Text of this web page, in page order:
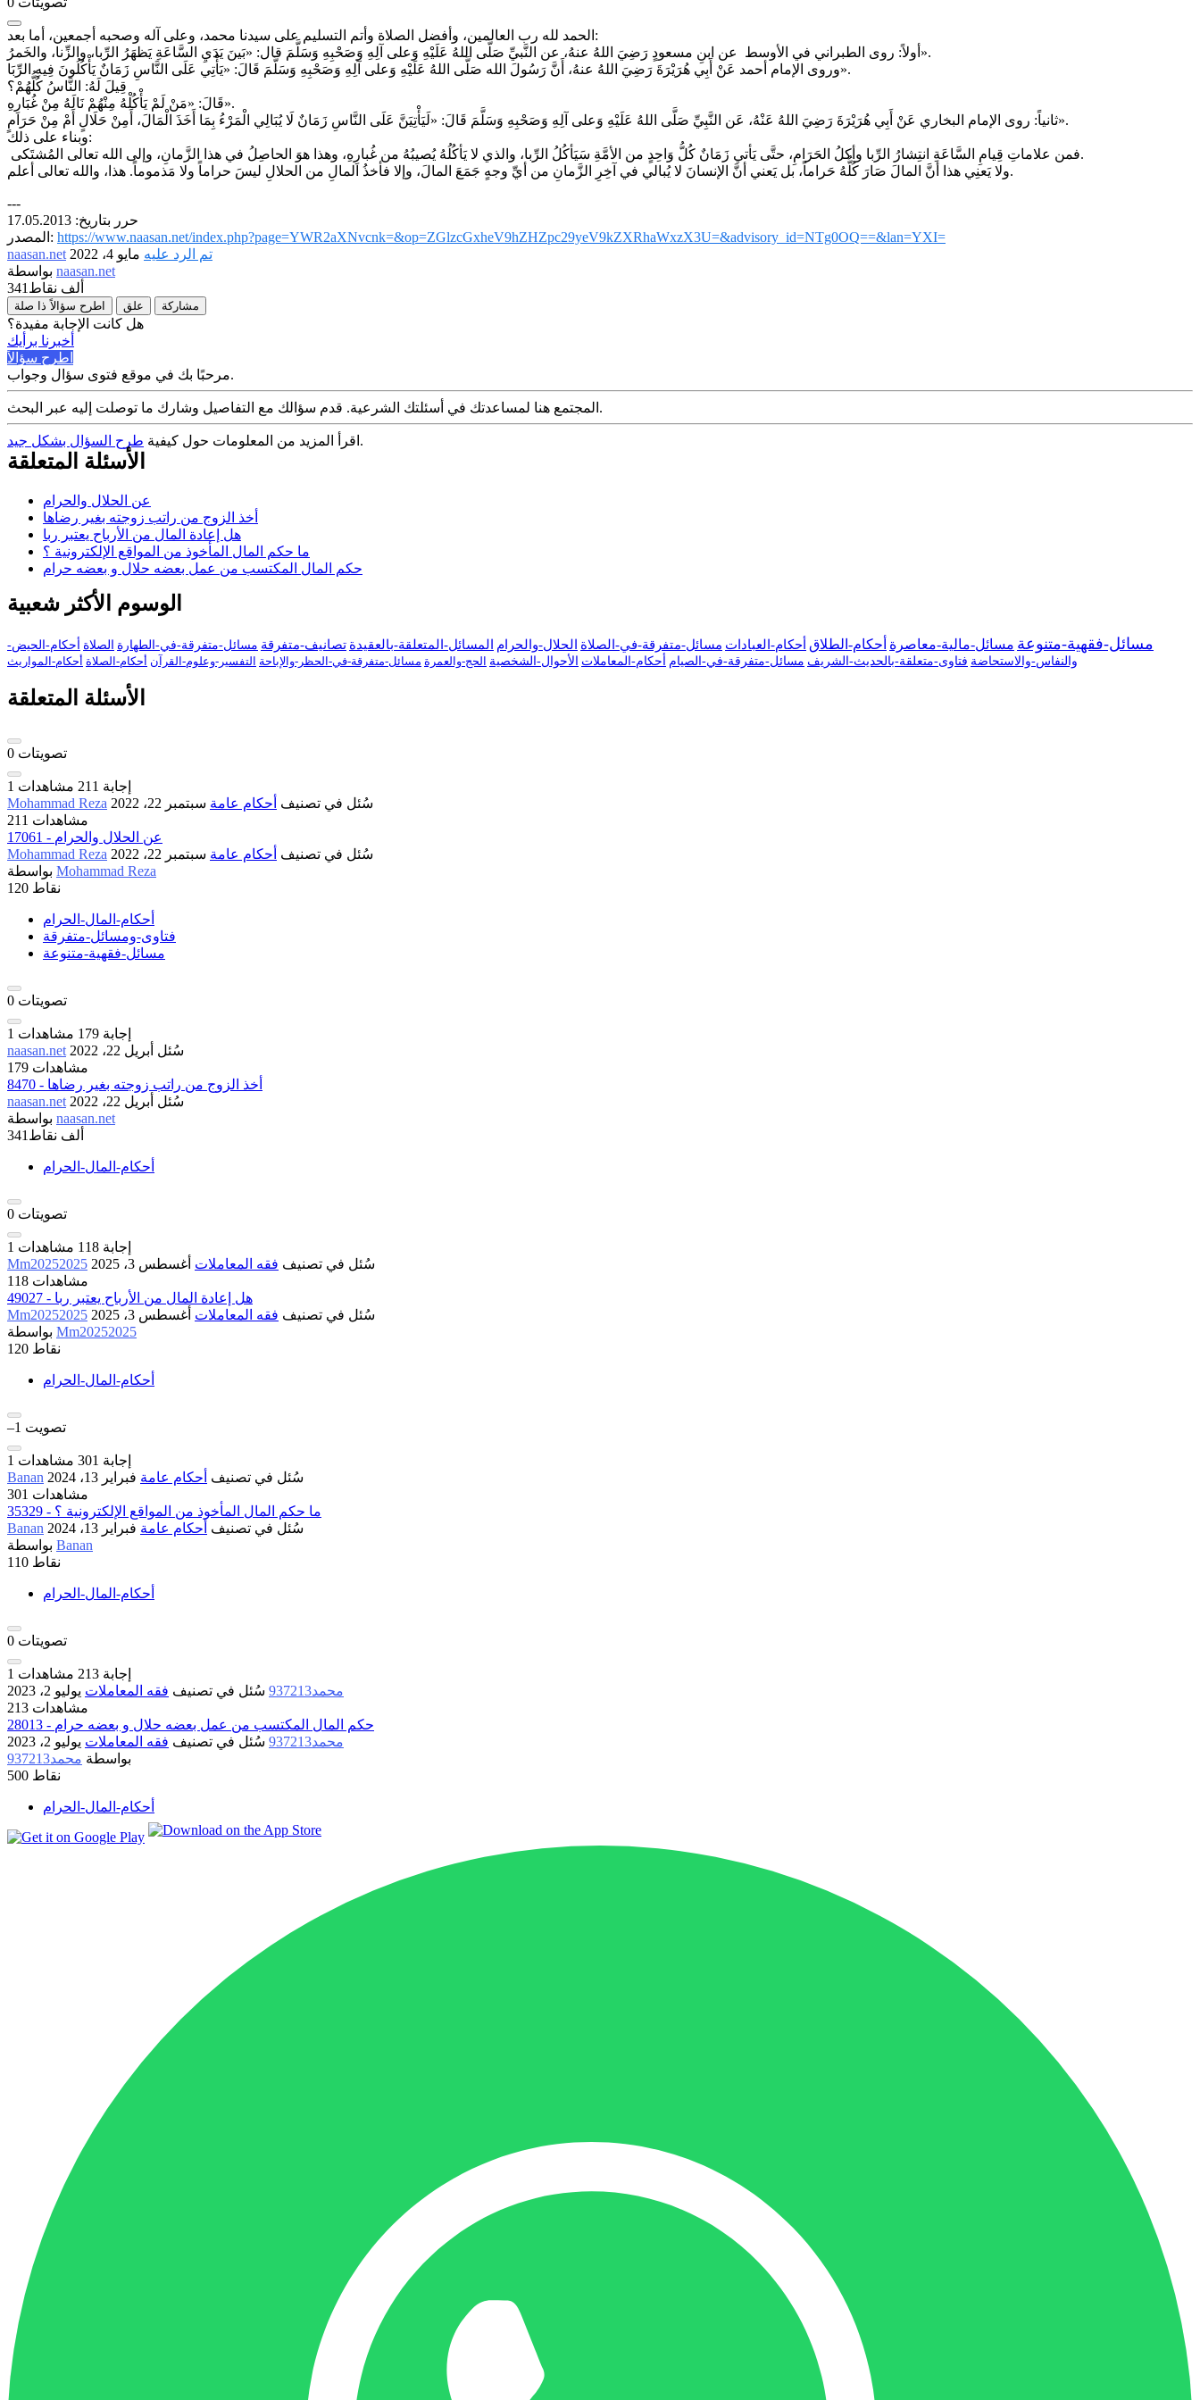
الحمد لله رب العالمين، وأفضل الصلاة وأتم التسليم على سيدنا محمد، وعلى آله وصحبه أجمعين، أما بعد:
أولاً: روى الطبراني في الأوسط عن ابنِ مسعودٍ رَضِيَ اللهُ عنهُ، عن النَّبيِّ صَلَّى اللهُ عَلَيْهِ وَعلى آلِهِ وَصَحْبِهِ وَسَلَّمَ قال: «بَينَ يَدَيِ السَّاعَةِ يَظهَرُ الرِّبا، والزِّنا، والخَمرُ».
وروى الإمام أحمد عَنْ أَبِي هُرَيْرَةَ رَضِيَ اللهُ عنهُ، أَنَّ رَسُولَ الله صَلَّى اللهُ عَلَيْهِ وَعلى آلِهِ وَصَحْبِهِ وَسَلَّمَ قَالَ: «يَأْتِي عَلَى النَّاسِ زَمَانٌ يَأْكُلُونَ فِيهِ الرِّبَا».
قِيلَ لَهُ: النَّاسُ كُلُّهُمْ؟
قَالَ: «مَنْ لَمْ يَأْكُلْهُ مِنْهُمْ نَالَهُ مِنْ غُبَارِهِ».
ثانياً: روى الإمام البخاري عَنْ أَبِي هُرَيْرَةَ رَضِيَ اللهُ عَنْهُ، عَن النَّبِيِّ صَلَّى اللهُ عَلَيْهِ وَعلى آلِهِ وَصَحْبِهِ وَسَلَّمَ قَالَ: «لَيَأْتِيَنَّ عَلَى النَّاسِ زَمَانٌ لَا يُبَالِي الْمَرْءُ بِمَا أَخَذَ الْمَالَ، أَمِنْ حَلَالٍ أَمْ مِنْ حَرَامٍ».
وبناء على ذلك:
فمن علاماتِ قِيامِ السَّاعَةِ انتِشارُ الرِّبا وأكلُ الحَرَامِ، حتَّى يَأتي زَمَانٌ كُلُّ وَاحِدٍ من الأمَّةِ سَيَأكُلُ الرِّبا، والذي لا يَأكُلُهُ يُصيبُهُ من غُبارِهِ، وهذا هوَ الحاصِلُ في هذا الزَّمانِ، وإلى الله تعالى المُشتَكى.
ولا يَعنِي هذا أنَّ المالَ صَارَ كُلُّهُ حَراماً، بل يَعني أنَّ الإنسانَ لا يُبالي في آخِرِ الزَّمانِ من أيِّ وجهٍ جَمَعَ المالَ، وإلا فأخذُ المالِ من الحلالِ ليسَ حراماً ولا مَذموماً. هذا، والله تعالى أعلم.
---
حرر بتاريخ: 17.05.2013
المصدر: https://www.naasan.net/index.php?page=YWR2aXNvcnk=&op=ZGlzcGxheV9hZHZpc29yeV9kZXRhaWxzX3U=&advisory_id=NTg0OQ==&lan=YXI=
naasan.net
تم الرد عليه مايو 4، 2022
naasan.net
341ألف نقاط
اطرح سؤالاً ذا صلة علق مشاركة
هل كانت الإجابة مفيدة؟
أخبرنا برأيك
اطرح سؤالاً
مرحبًا بك في موقع فتوى سؤال وجواب.
المجتمع هنا لمساعدتك في أسئلتك الشرعية. قدم سؤالك مع التفاصيل وشارك ما توصلت إليه عبر البحث.
اقرأ المزيد من المعلومات حول كيفية طرح السؤال بشكل جيد .
الأسئلة المتعلقة
عن الحلال والحرام
أخذ الزوج من راتب زوجته بغير رضاها
هل إعادة المال من الأرباح يعتبر ربا
ما حكم المال المأخوذ من المواقع الإلكترونية ؟
حكم المال المكتسب من عمل بعضه حلال و بعضه حرام
الوسوم الأكثر شعبية
مسائل-فقهية-متنوعة مسائل-مالية-معاصرة أحكام-الطلاق أحكام-العبادات مسائل-متفرقة-في-الصلاة الحلال-والحرام المسائل-المتعلقة-بالعقيدة تصانيف-متفرقة مسائل-متفرقة-في-الطهارة الصلاة أحكام-الحيض-
والنفاس-والاستحاضة فتاوى-متعلقة-بالحديث-الشريف مسائل-متفرقة-في-الصيام أحكام-المعاملات الأحوال-الشخصية الحج-والعمرة مسائل-متفرقة-في-الحظر-والإباحة التفسير-وعلوم-القرآن أحكام-الصلاة أحكام-المواريث
الأسئلة المتعلقة
0 تصويتات
1 إجابة 211 مشاهدات
Mohammad Reza
سُئل في تصنيف أحكام عامة سبتمبر 22، 2022
211 مشاهدات
17061 - عن الحلال والحرام
Mohammad Reza
سُئل في تصنيف أحكام عامة سبتمبر 22، 2022
Mohammad Reza
120 نقاط
أحكام-المال-الحرام
فتاوى-ومسائل-متفرقة
مسائل-فقهية-متنوعة
0 تصويتات
1 إجابة 179 مشاهدات
naasan.net
سُئل أبريل 22، 2022
179 مشاهدات
8470 - أخذ الزوج من راتب زوجته بغير رضاها
naasan.net
سُئل أبريل 22، 2022
naasan.net
341ألف نقاط
أحكام-المال-الحرام
0 تصويتات
1 إجابة 118 مشاهدات
Mm20252025
سُئل في تصنيف فقه المعاملات أغسطس 3، 2025
118 مشاهدات
49027 - هل إعادة المال من الأرباح يعتبر ربا
Mm20252025
سُئل في تصنيف فقه المعاملات أغسطس 3، 2025
Mm20252025
120 نقاط
أحكام-المال-الحرام
–1 تصويت
1 إجابة 301 مشاهدات
Banan
سُئل في تصنيف أحكام عامة فبراير 13، 2024
301 مشاهدات
35329 - ما حكم المال المأخوذ من المواقع الإلكترونية ؟
Banan
سُئل في تصنيف أحكام عامة فبراير 13، 2024
Banan
110 نقاط
أحكام-المال-الحرام
0 تصويتات
1 إجابة 213 مشاهدات
محمد937213
سُئل في تصنيف فقه المعاملات يوليو 2، 2023
213 مشاهدات
28013 - حكم المال المكتسب من عمل بعضه حلال و بعضه حرام
محمد937213
سُئل في تصنيف فقه المعاملات يوليو 2، 2023
بواسطة محمد937213
500 نقاط
أحكام-المال-الحرام